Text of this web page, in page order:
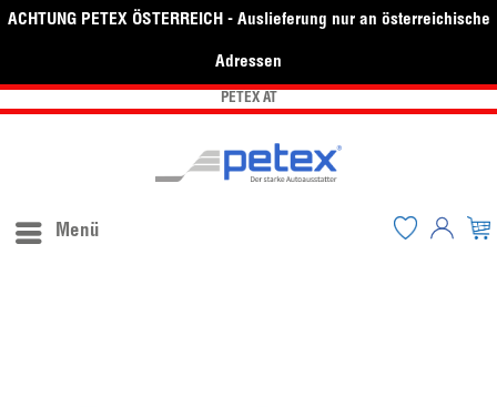
ACHTUNG PETEX ÖSTERREICH - Auslieferung nur an österreichische
Adressen
PETEX AT
Menü